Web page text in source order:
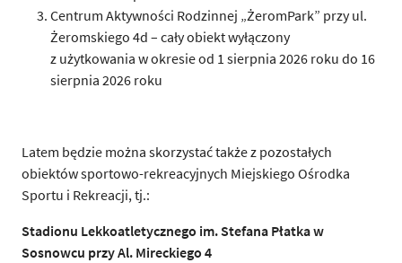
Centrum Aktywności Rodzinnej „ŻeromPark” przy ul.
Żeromskiego 4d – cały obiekt wyłączony
z użytkowania w okresie od 1 sierpnia 2026 roku do 16
sierpnia 2026 roku
Latem będzie można skorzystać także z pozostałych
obiektów sportowo-rekreacyjnych Miejskiego Ośrodka
Sportu i Rekreacji, tj.:
Stadionu Lekkoatletycznego im. Stefana Płatka w
Sosnowcu przy Al. Mireckiego 4